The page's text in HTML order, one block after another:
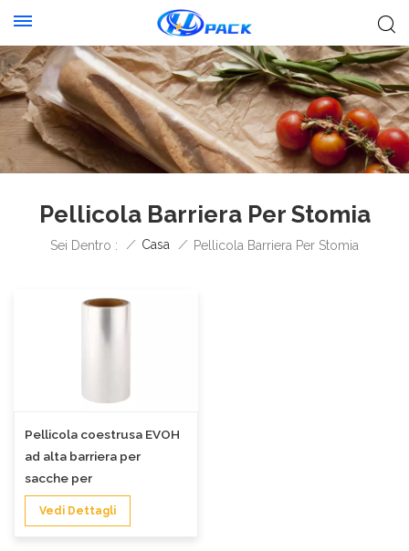
Pellicola Barriera Per Stomia
Sei Dentro : / Casa / Pellicola Barriera Per Stomia
Pellicola coestrusa EVOH
ad alta barriera per
sacche per
stomia/colostomia
Vedi Dettagli